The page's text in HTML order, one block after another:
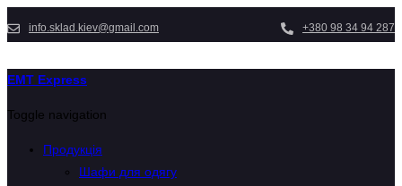
info.sklad.kiev@gmail.com +380 98 34 94 287
EMT Express
Toggle navigation
Продукція
Шафи для одягу